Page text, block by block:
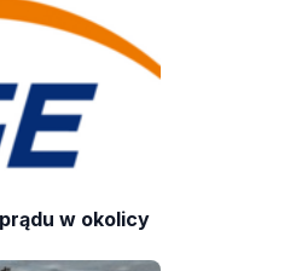
w okolicy